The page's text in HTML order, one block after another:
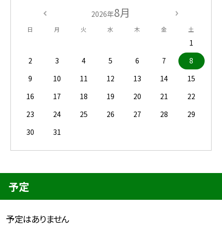
2026年8月
日 月 火 水 木 金 土
1
2
3 4 5 6 7
8
9
10 11 12 13 14
15
16
17 18 19 20 21
22
23
24 25 26 27 28
29
30
31
予定
予定はありません